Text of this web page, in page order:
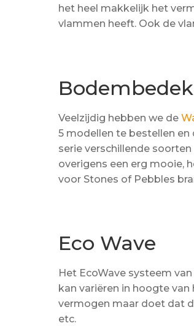
het heel makkelijk het
vlammen heeft. Ook de
Veelzijdig hebben we de
5 modellen te bestellen
serie verschillende
overigens een erg mooie,
voor Stones of Pebbles
Eco Wave
Het EcoWave systeem van
kan variëren in hoogte
vermogen maar doet dat
etc.